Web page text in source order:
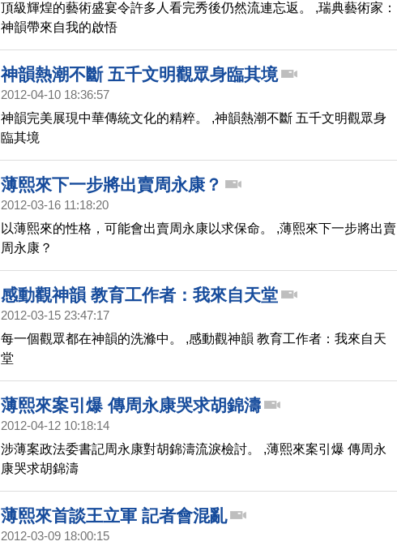
頂級輝煌的藝術盛宴令許多人看完秀後仍然流連忘返。 ,瑞典藝術家：
神韻帶來自我的啟悟
神韻熱潮不斷 五千文明觀眾身臨其境
2012-04-10 18:36:57
神韻完美展現中華傳統文化的精粹。 ,神韻熱潮不斷 五千文明觀眾身
臨其境
薄熙來下一步將出賣周永康？
2012-03-16 11:18:20
以薄熙來的性格，可能會出賣周永康以求保命。 ,薄熙來下一步將出賣
周永康？
感動觀神韻 教育工作者：我來自天堂
2012-03-15 23:47:17
每一個觀眾都在神韻的洗滌中。 ,感動觀神韻 教育工作者：我來自天
堂
薄熙來案引爆 傳周永康哭求胡錦濤
2012-04-12 10:18:14
涉薄案政法委書記周永康對胡錦濤流淚檢討。 ,薄熙來案引爆 傳周永
康哭求胡錦濤
薄熙來首談王立軍 記者會混亂
2012-03-09 18:00:15